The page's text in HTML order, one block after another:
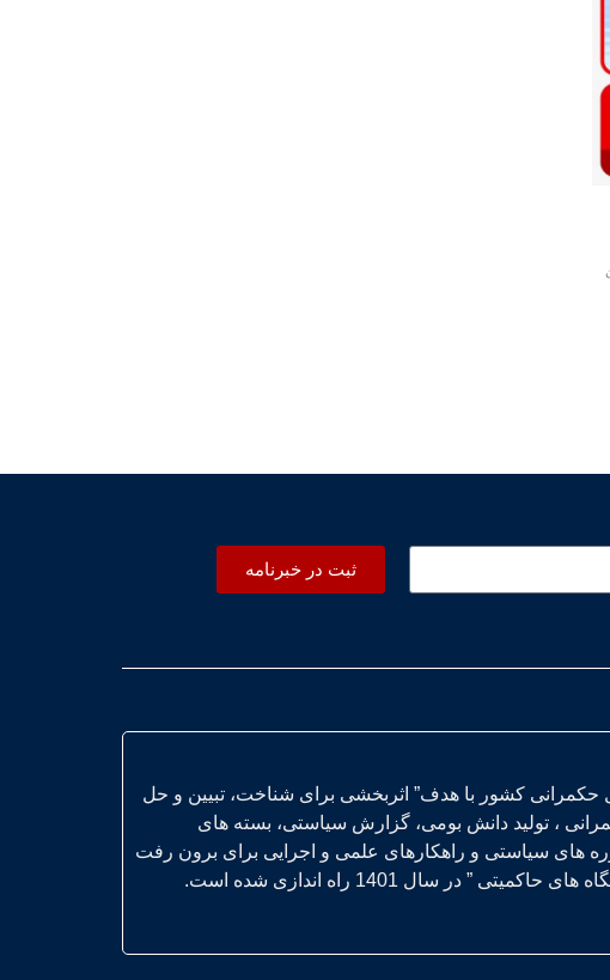
ثبت در خبرنامه
حکمرانی کشور با هدف” اثربخشی برای شناخت، تبیین و حل
، تولید دانش بومی، گزارش سیاستی، بسته های
های سیاستی و راهکارهای علمی و اجرایی برای برون رفت
” در سال 1401 راه اندازی شده است.